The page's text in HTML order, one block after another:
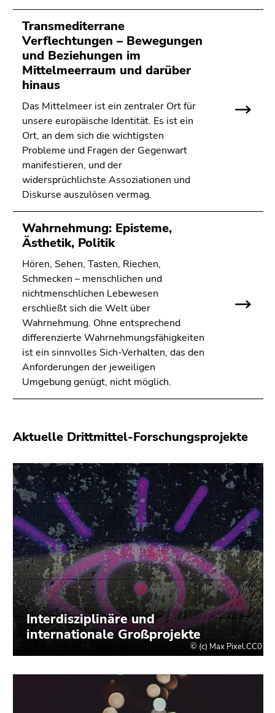
Transmediterrane
Verflechtungen – Bewegungen
und Beziehungen im
Mittelmeerraum und darüber
hinaus
Das Mittelmeer ist ein zentraler Ort für
unsere europäische Identität. Es ist ein
Ort, an dem sich die wichtigsten
Probleme und Fragen der Gegenwart
manifestieren, und der
widersprüchlichste Assoziationen und
Diskurse auszulösen vermag.
Wahrnehmung: Episteme,
Ästhetik, Politik
Hören, Sehen, Tasten, Riechen,
Schmecken – menschlichen und
nichtmenschlichen Lebewesen
erschließt sich die Welt über
Wahrnehmung. Ohne entsprechend
differenzierte Wahrnehmungsfähigkeiten
ist ein sinnvolles Sich-Verhalten, das den
Anforderungen der jeweiligen
Umgebung genügt, nicht möglich.
Aktuelle Drittmittel-Forschungsprojekte